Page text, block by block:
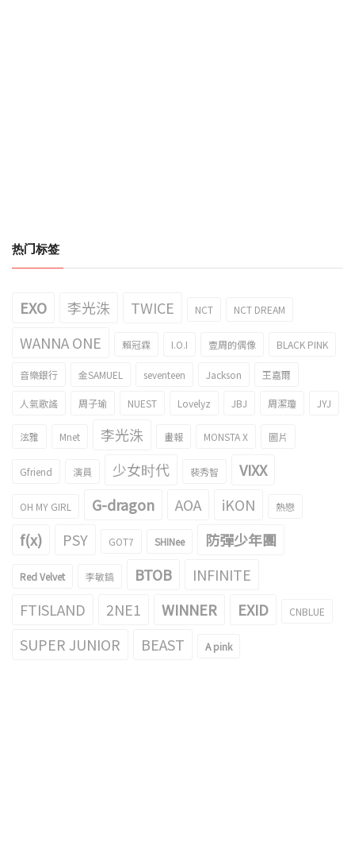
热门标签
EXO 李光洙 TWICE NCT NCT DREAM
WANNA ONE 賴冠霖 I.O.I 壹周的偶像 BLACK PINK
音樂銀行 金SAMUEL seventeen Jackson 王嘉爾
人氣歌謠 周子瑜 NUEST Lovelyz JBJ 周潔瓊 JYJ
泫雅 Mnet 李光洙 畫報 MONSTA X 圖片
Gfriend 演員 少女时代 裴秀智 VIXX
OH MY GIRL G-dragon AOA iKON 熱戀
f(x) PSY GOT7 SHINee 防彈少年團
Red Velvet 李敏鎬 BTOB
INFINITE
FTISLAND
2NE1 WINNER EXID CNBLUE
SUPER JUNIOR BEAST A pink